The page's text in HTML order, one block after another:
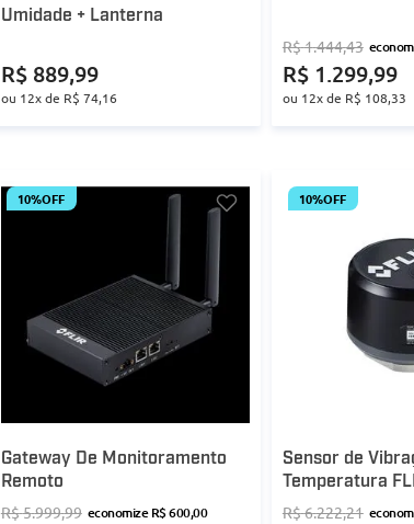
Umidade + Lanterna
R$ 889,99
ou 12x de R$ 74,16
R$1.444,43
R$ 1.299,99
ou 12x de R$ 108,33
10%OFF
Gateway De Monitoramento
Remoto
R$5.999,99 economizeR$600,00
10%OFF
Sensor de
Temperatura
R$6.222,21